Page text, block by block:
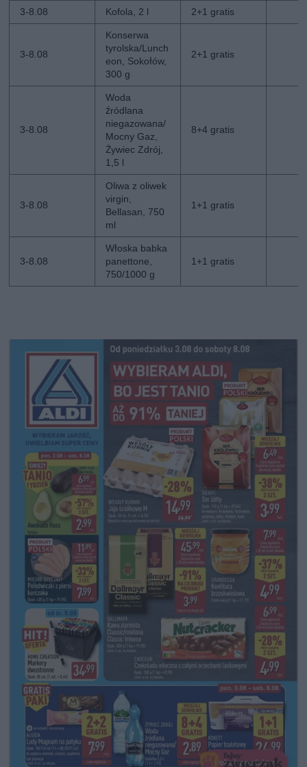
3-8.08 Kofola, 2 l 2+1 gratis
3-8.08
Konserwa
tyrolska/Lunch
eon, Sokołów,
300 g
2+1 gratis
3-8.08
Woda
źródlana
niegazowana/
Mocny Gaz,
Żywiec Zdrój,
1,5 l
8+4 gratis
3-8.08
Oliwa z oliwek
virgin,
Bellasan, 750
ml
1+1 gratis
3-8.08
Włoska babka
panettone,
750/1000 g
1+1 gratis